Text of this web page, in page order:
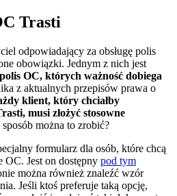
Trasti
odpowiadający za obsługę polis
obowiązki. Jednym z nich jest
OC, których ważność dobiega
z aktualnych przepisów prawa o
klient, który chciałby
musi złożyć stosowne
można to zrobić?
formularz dla osób, które chcą
OC. Jest on dostępny pod tym
można również znaleźć wzór
Jeśli ktoś preferuje taką opcję,